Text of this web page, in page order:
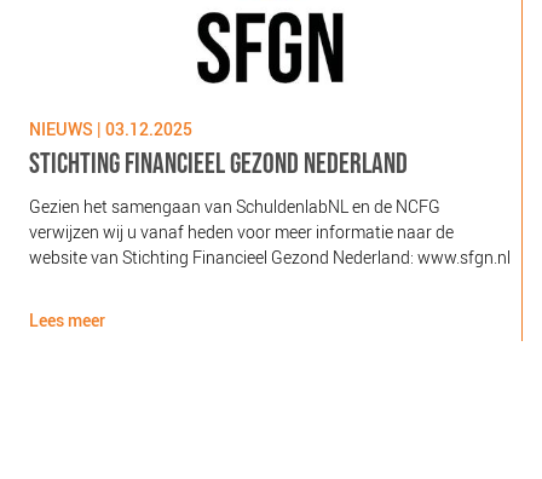
NIEUWS | 03.12.2025
STICHTING FINANCIEEL GEZOND NEDERLAND
Gezien het samengaan van SchuldenlabNL en de NCFG
verwijzen wij u vanaf heden voor meer informatie naar de
website van Stichting Financieel Gezond Nederland: www.sfgn.nl
Lees meer